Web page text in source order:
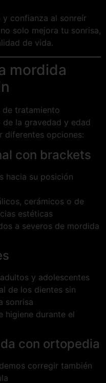
confianza al sonreír
no solo mejora tu sonrisa,
de vida.
mordida
de tratamiento
la gravedad y edad
diferentes opciones:
con brackets
hacia su posición
cerámicos o de
estéticas
a severos de mordida
y adolescentes
de los dientes sin
sonrisa
higiene durante el
con ortopedia
corregir también